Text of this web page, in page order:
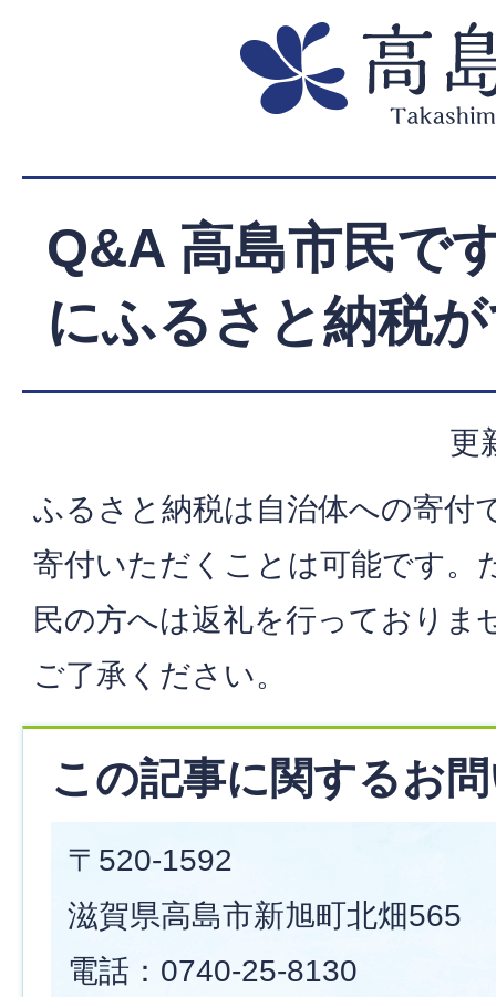
Q&A 高島市民で
にふるさと納税
更
ふるさと納税は自治体への寄付
寄付いただくことは可能です。
民の方へは返礼を行っておりま
ご了承ください。
この記事に関するお
〒520-1592
滋賀県高島市新旭町北畑565
電話：0740-25-8130